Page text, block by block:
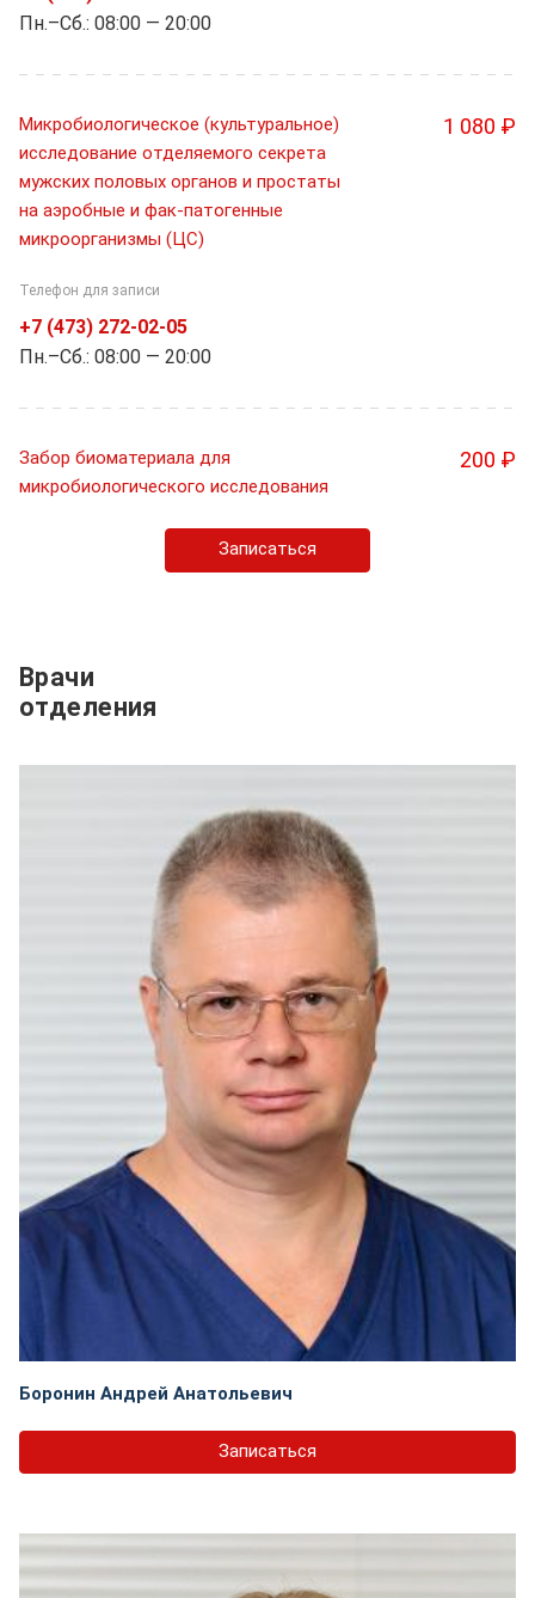
Пн.–Cб.: 08:00 — 20:00
Микробиологическое (культуральное)
исследование отделяемого секрета
мужских половых органов и простаты
на аэробные и фак-патогенные
микроорганизмы (ЦС)
1 080 ₽
Телефон для записи
+7 (473) 272-02-05
Пн.–Cб.: 08:00 — 20:00
Забор биоматериала для
микробиологического исследования
200 ₽
Записаться
Врачи
отделения
Боронин Андрей Анатольевич
Записаться